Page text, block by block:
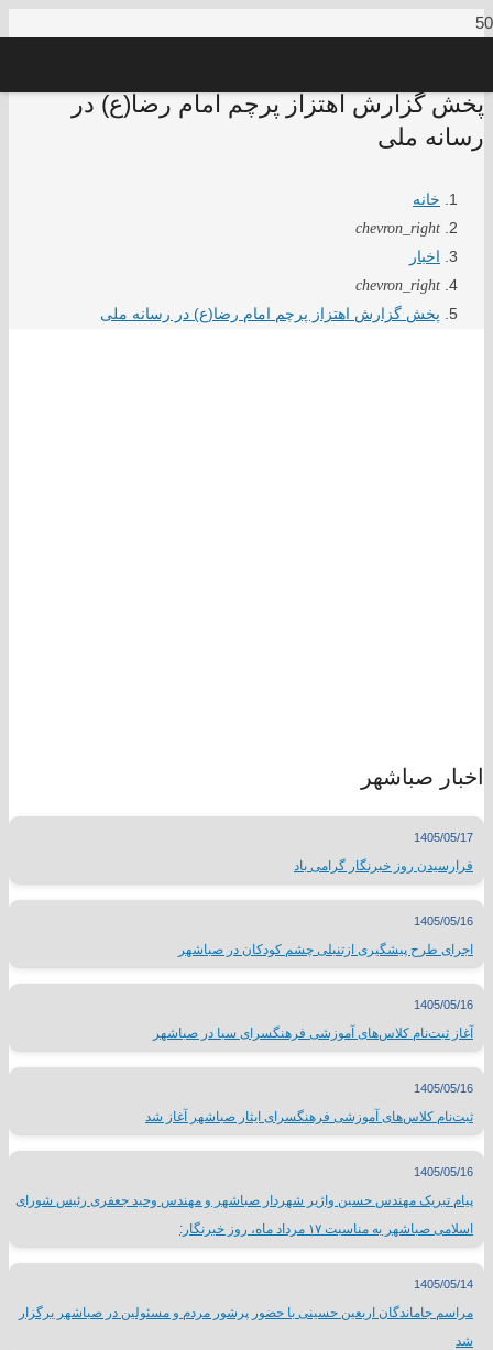
پخش گزارش اهتزاز پرچم امام رضا(ع) در
رسانه ملی
خانه
chevron_right
اخبار
chevron_right
پخش گزارش اهتزاز پرچم امام رضا(ع) در رسانه ملی
اخبار صباشهر
1405/05/17
فرارسیدن روز خبرنگار گرامی باد
1405/05/16
اجرای طرح پیشگیری ازتنبلی چشم کودکان در صباشهر
1405/05/16
آغاز ثبت‌نام کلاس‌های آموزشی فرهنگسرای سبا در صباشهر
1405/05/16
ثبت‌نام کلاس‌های آموزشی فرهنگسرای ایثار صباشهر آغاز شد
1405/05/16
پیام تبریک مهندس حسین واژیر شهردار صباشهر و مهندس وحید جعفری رئیس شورای
اسلامی صباشهر به مناسبت ۱۷ مرداد ماه، روز خبرنگار:
1405/05/14
مراسم جاماندگان اربعین حسینی با حضور پرشور مردم و مسئولین در صباشهر برگزار
شد